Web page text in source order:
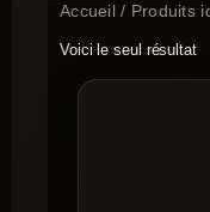
Accueil/ Produits
Voici le seul résultat